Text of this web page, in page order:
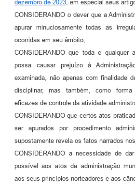
Agenda
Notícias
FAQ
dezembro de 2023, em especial seus
CONSIDERANDO o dever que a
apurar minuciosamente todas as
ocorridas em seu âmbito;
CONSIDERANDO que toda e qualquer
possa causar prejuízo à
examinada, não apenas com finalidade
disciplinar, mas também, como
eficazes de controle da atividade
CONSIDERANDO que certos atos
ser apurados por procedimento
supostamente revela os fatos narrados
CONSIDERANDO a necessidade de
possível aos atos da administração
aos seus princípios norteadores e aos